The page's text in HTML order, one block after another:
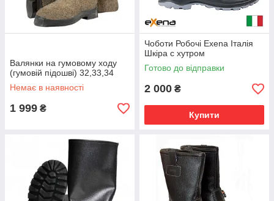
Валянки на гумовому ходу
(гумовій підошві) 32,33,34
Немає в наявності
1 999 ₴
Чоботи Робочі Exena Італія
Шкіра c хутром
Готово до відправки
2 000 ₴
Купити